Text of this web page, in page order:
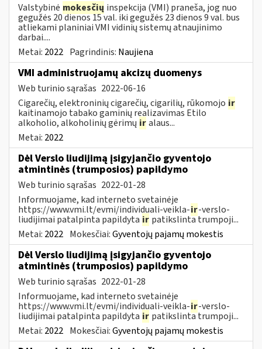
Valstybinė mokesčių inspekcija (VMI) praneša, jog nuo
gegužės 20 dienos 15 val. iki gegužės 23 dienos 9 val. bus
atliekami planiniai VMI vidinių sistemų atnaujinimo
darbai....
Metai: 2022 Pagrindinis: Naujiena
VMI administruojamų akcizų duomenys
Web turinio sąrašas 2022-06-16
Cigarečių, elektroninių cigarečių, cigarilių, rūkomojo ir
kaitinamojo tabako gaminių realizavimas Etilo
alkoholio, alkoholinių gėrimų iralaus...
Metai: 2022
Dėl Verslo liudijimą įsigyjančio gyventojo
atmintinės (trumposios) papildymo
Web turinio sąrašas 2022-01-28
Informuojame, kad interneto svetainėje
https://www.vmi.lt/evmi/individuali-veikla-ir-verslo-
liudijimai patalpinta papildyta ir patikslinta trumpoji...
Metai: 2022 Mokesčiai:Gyventojų pajamų mokestis
Dėl Verslo liudijimą įsigyjančio gyventojo
atmintinės (trumposios) papildymo
Web turinio sąrašas 2022-01-28
Informuojame, kad interneto svetainėje
https://www.vmi.lt/evmi/individuali-veikla-ir-verslo-
liudijimai patalpinta papildyta ir patikslinta trumpoji...
Metai: 2022 Mokesčiai:Gyventojų pajamų mokestis